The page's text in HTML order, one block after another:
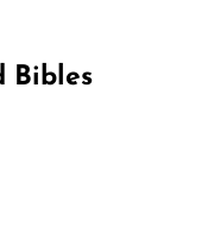
Bibles